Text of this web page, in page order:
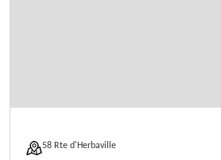
58 Rte d'Herbaville